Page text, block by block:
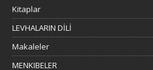
Kitaplar
LEVHALARIN DİLİ
Makaleler
MENKIBELER